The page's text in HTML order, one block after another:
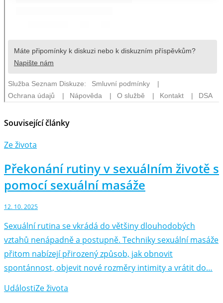
Související články
Ze života
Překonání rutiny v sexuálním životě s
pomocí sexuální masáže
12. 10. 2025
Sexuální rutina se vkrádá do většiny dlouhodobých
vztahů nenápadně a postupně. Techniky sexuální masáže
přitom nabízejí přirozený způsob, jak obnovit
spontánnost, objevit nové rozměry intimity a vrátit do…
UdálostiZe života